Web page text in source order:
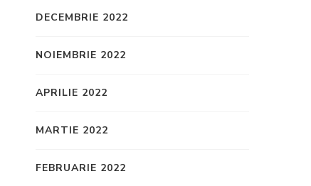
DECEMBRIE 2022
NOIEMBRIE 2022
APRILIE 2022
MARTIE 2022
FEBRUARIE 2022